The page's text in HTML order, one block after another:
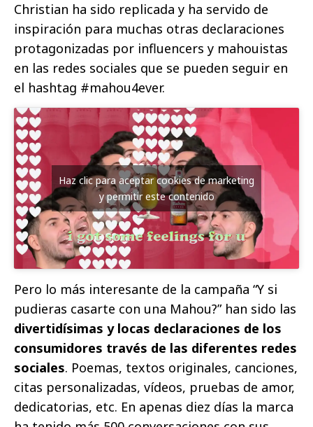
Christian ha sido replicada y ha servido de
inspiración para muchas otras declaraciones
protagonizadas por influencers y mahouistas
en las redes sociales que se pueden seguir en
el hashtag #mahou4ever.
Haz clic para aceptar cookies de marketing
y permitir este contenido
Pero lo más interesante de la campaña “Y si
pudieras casarte con una Mahou?” han sido las
divertidísimas y locas declaraciones de los
consumidores través de las diferentes redes
sociales. Poemas, textos originales, canciones,
citas personalizadas, vídeos, pruebas de amor,
dedicatorias, etc. En apenas diez días la marca